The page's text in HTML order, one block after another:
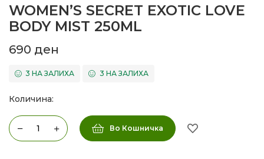
WOMEN’S SECRET EXOTIC LOVE
BODY MIST 250ML
690 ден
3 НА ЗАЛИХА 3 НА ЗАЛИХА
Количина:
Во Кошничка